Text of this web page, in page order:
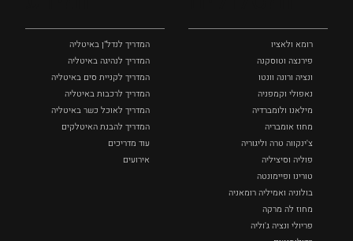
רומא ולאציו
פירנצה וטוסקנה ‏
ונציה ורונה וונטו
נאפולי‏ וקמפניה
מילאנו ולומברדיה
מחוז אומבריה
צ'ינקווה טרה וליגוריה
פוליה וסיציליה ‏
טורינו ופיימונטה
בולוניה ואמיליה רומאניה
מחוז לה מרקה
פריולי ונציה ג'וליה
המדריך לנדל"ן באיטליה
המדריך לנהיגה באיטליה
המדריך לקניית סים באיטליה
המדריך לרכבות באיטליה
המדריך לאוכל כשר באיטליה
המדריך להבנת האיטלקים
עוד מדריכים
אירועים